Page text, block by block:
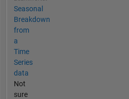
Seasonal
Breakdown
from
a
Time
Series
data
Not
sure